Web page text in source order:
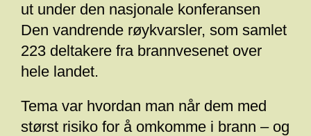
ut under den nasjonale konferansen
Den vandrende røykvarsler, som samlet
223 deltakere fra brannvesenet over
hele landet.
Tema var hvordan man når dem med
størst risiko for å omkomme i brann – og